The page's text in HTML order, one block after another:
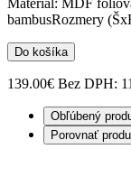
Materiál: MDF
bambusRozmery
Do košíka
139.00€ Bez DPH:
Obľúbený
Porovnať